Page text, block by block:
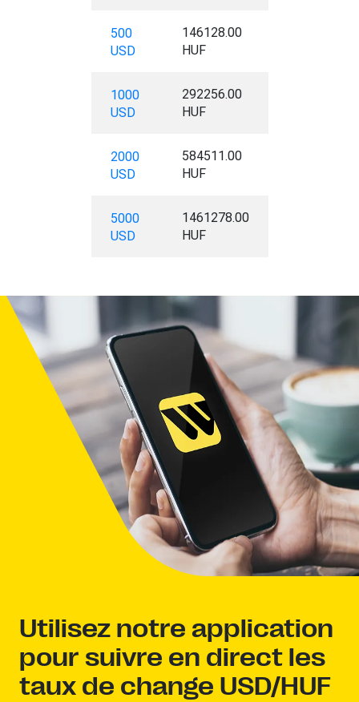
500
USD
146128.00
HUF
1000
USD
292256.00
HUF
2000
USD
584511.00
HUF
5000
USD
1461278.00
HUF
Utilisez notre application
pour suivre en direct les
taux de change USD/HUF